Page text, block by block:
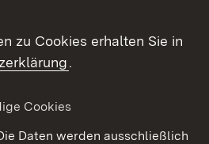
zu Cookies erhalten Sie in
.
Cookies
Daten werden ausschließlich